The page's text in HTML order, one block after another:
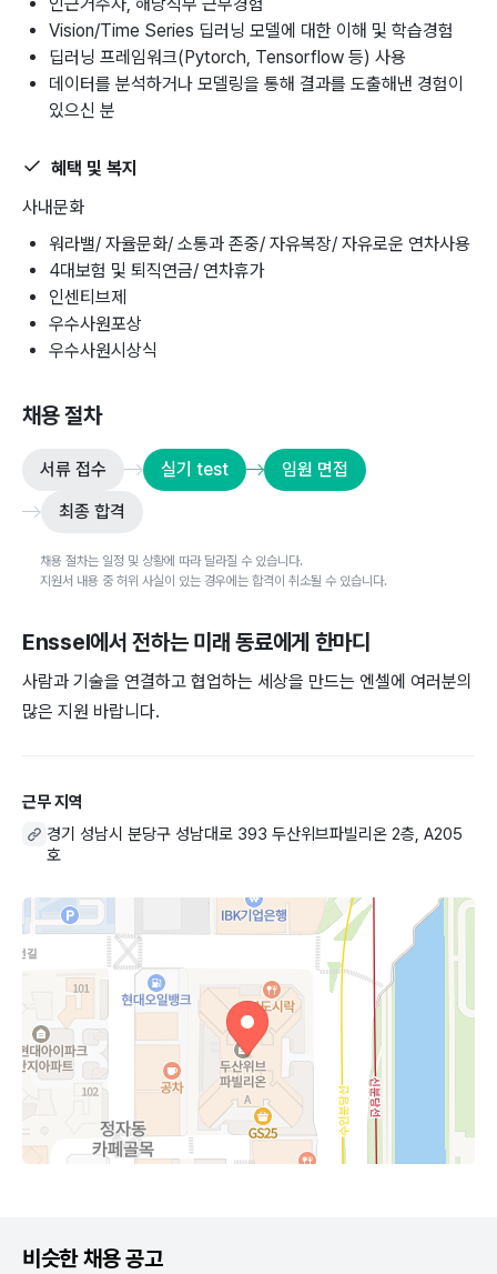
Vision/Time Series 딥러닝 모델에 대한 이해 및 학습경험
딥러닝 프레임워크(Pytorch, Tensorflow 등) 사용
데이터를 분석하거나 모델링을 통해 결과를 도출해낸 경험이
있으신 분
혜택 및 복지
사내문화
워라밸/ 자율문화/ 소통과 존중/ 자유복장/ 자유로운 연차사용
4대보험 및 퇴직연금/ 연차휴가
인센티브제
우수사원포상
우수사원시상식
채용 절차
서류 접수 실기 test
임원 면접
최종 합격
채용 절차는 일정 및 상황에 따라 달라질 수 있습니다.
지원서 내용 중 허위 사실이 있는 경우에는 합격이 취소될 수 있습니다.
Enssel에서 전하는 미래 동료에게 한마디
사람과 기술을 연결하고 협업하는 세상을 만드는 엔셀에 여러분의
많은 지원 바랍니다.
근무 지역
경기 성남시 분당구 성남대로 393 두산위브파빌리온 2층, A205
호
비슷한 채용 공고